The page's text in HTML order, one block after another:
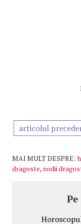
articolul
MAI MULT DESPRE:
dragoste, zodii